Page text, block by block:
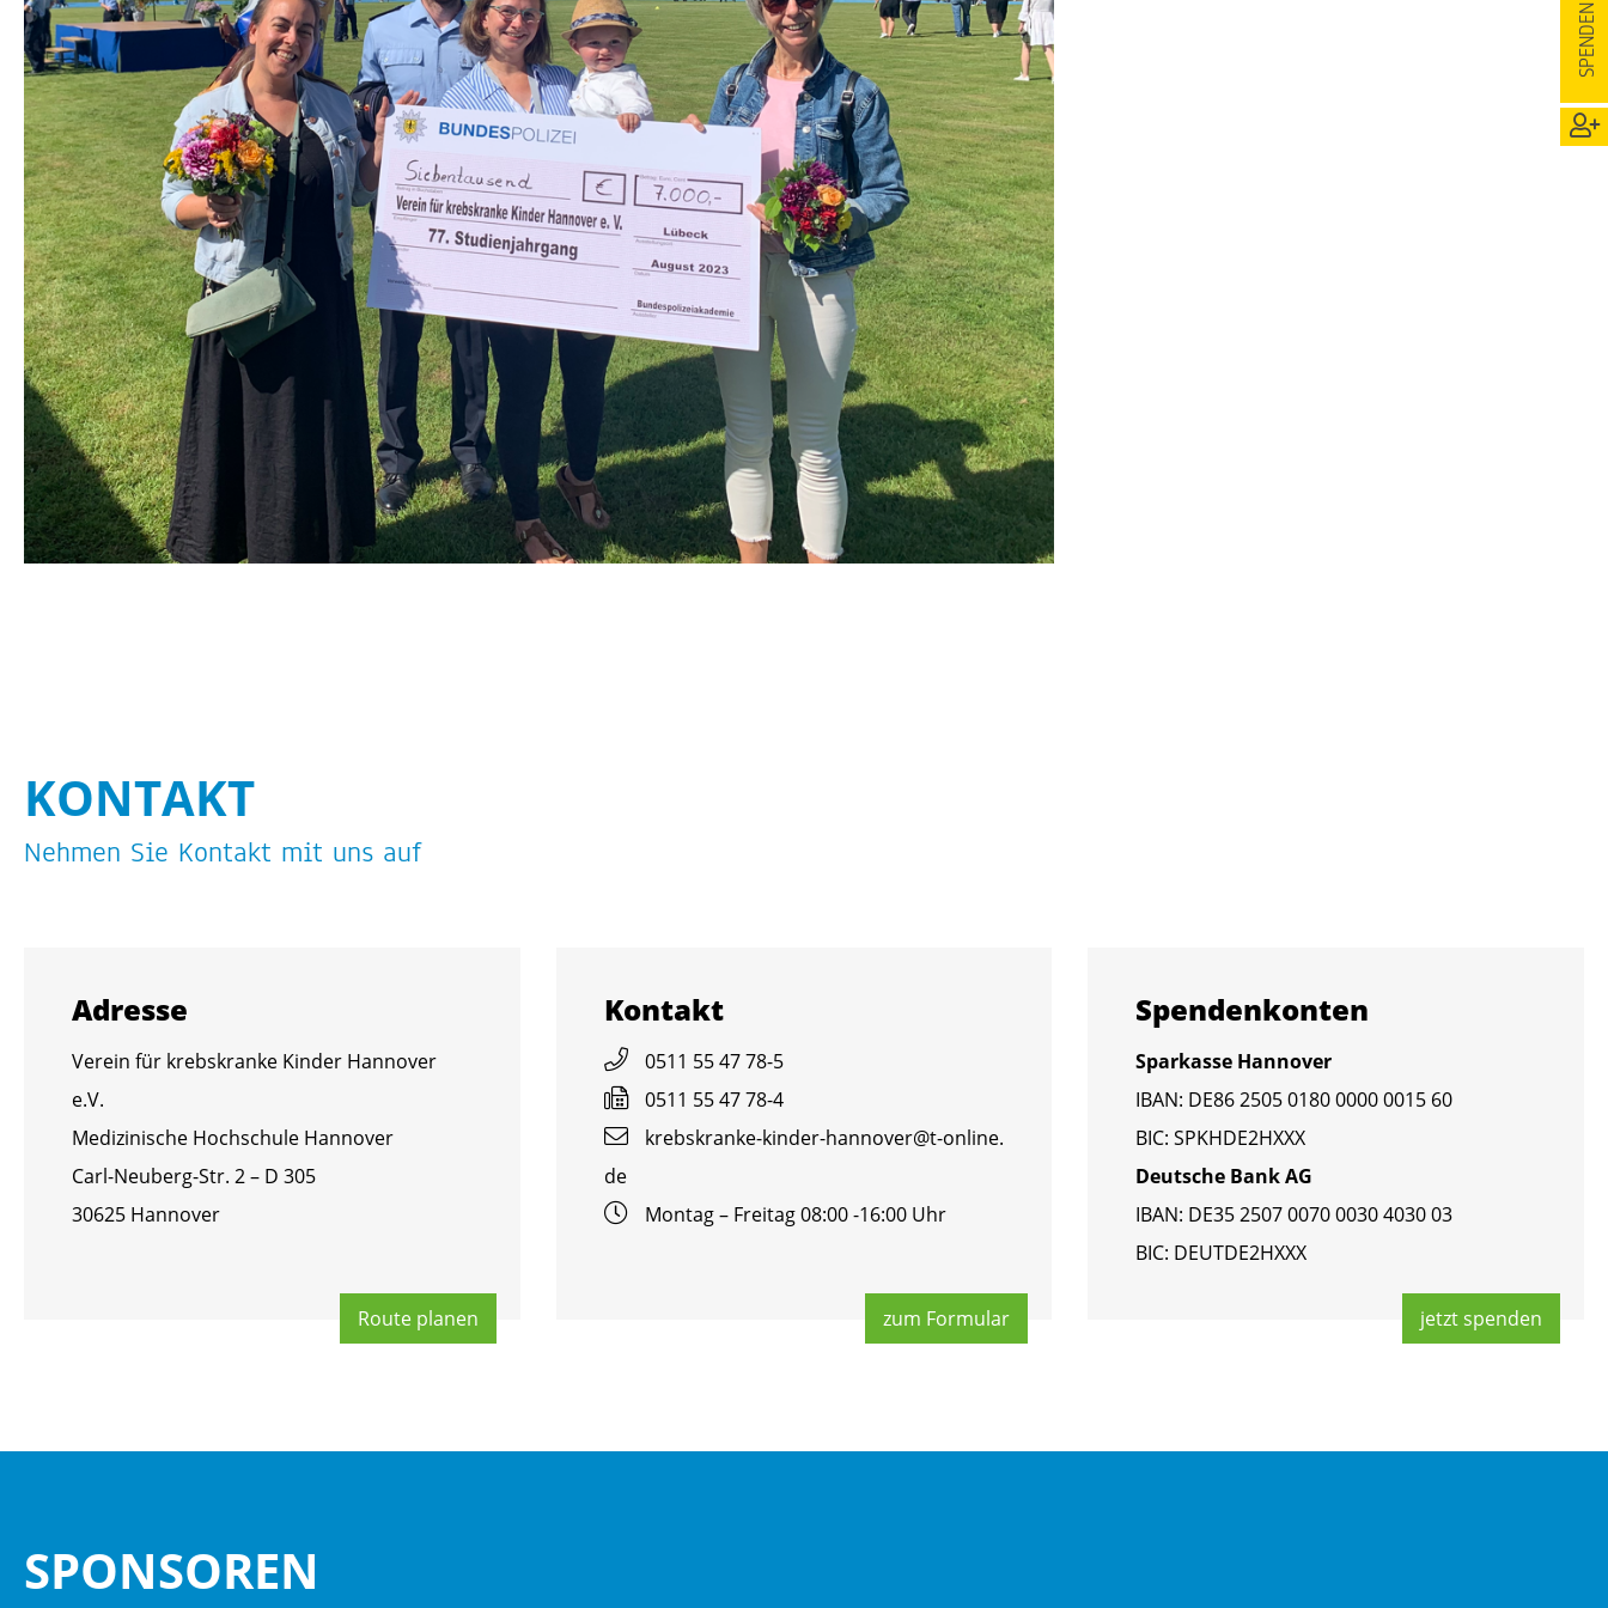
STA­TI­ON 62
STA­TI­ON 64
BRÜ­CKEN­TEAM
VER­AN­STAL­TUN­GEN
MUT­PER­LEN
WALD­PI­RA­TEN
TRAU­ER­GRUP­PE
KON­TAKT
Neh­men Sie Kon­takt mit uns auf
Adres­se
Ver­ein für krebs­kran­ke Kin­der Han­no­ver
e.V.
Me­di­zi­ni­sche Hoch­schu­le Han­no­ver
Carl-Neu­berg-Str. 2 – D 305
30625 Han­no­ver
Route pla­nen
Kon­takt
0511 55 47 78-5
0511 55 47 78-4
krebs­kran­ke-kin­der-han­no­ver@​t-​online.​
de
Mon­tag – Frei­tag 08:00 -16:00 Uhr
zum For­mu­lar
Spen­den­kon­ten
Spar­kas­se Han­no­ver
IBAN: DE86 2505 0180 0000 0015 60
BIC: SPKHDE2HXXX
Deut­sche Bank AG
IBAN: DE35 2507 0070 0030 4030 03
BIC: DEUT­DE2HXXX
jetzt spen­den
SPON­SO­REN